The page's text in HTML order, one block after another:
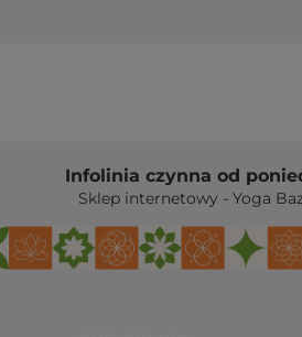
690 447 426Infolinia czynna od
Sklep internetowy - Yoga